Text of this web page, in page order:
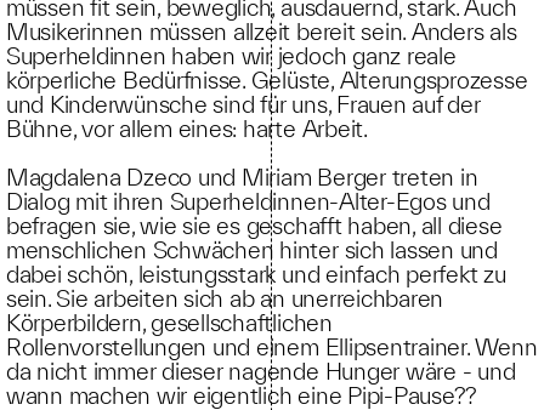
müssen fit sein, beweglich, ausdauernd, stark. Auch
Musikerinnen müssen allzeit bereit sein. Anders als
Superheldinnen haben wir jedoch ganz reale
körperliche Bedürfnisse. Gelüste, Alterungsprozesse
und Kinderwünsche sind für uns, Frauen auf der
Bühne, vor allem eines: harte Arbeit.
Magdalena Dzeco und Miriam Berger treten in
Dialog mit ihren Superheldinnen-Alter-Egos und
befragen sie, wie sie es geschafft haben, all diese
menschlichen Schwächen hinter sich lassen und
dabei schön, leistungsstark und einfach perfekt zu
sein. Sie arbeiten sich ab an unerreichbaren
Körperbildern, gesellschaftlichen
Rollenvorstellungen und einem Ellipsentrainer. Wenn
da nicht immer dieser nagende Hunger wäre - und
wann machen wir eigentlich eine Pipi-Pause??